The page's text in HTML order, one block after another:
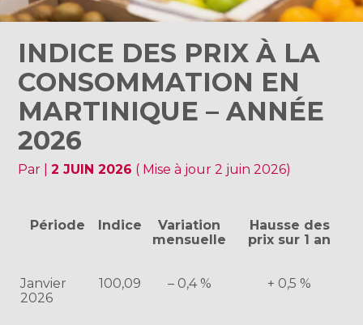
INDICE DES PRIX À LA
CONSOMMATION EN
MARTINIQUE – ANNÉE
2026
Par |2 JUIN 2026 ( Mise à jour 2 juin 2026)
Période Indice
Variation
mensuelle
Hausse des
prix sur 1 an
Janvier
2026
100,09 – 0,4 % + 0,5 %